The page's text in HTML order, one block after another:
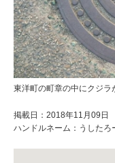
東洋町の町章の中にクジラ
掲載日：2018年11月09日
ハンドルネーム：うしたろ